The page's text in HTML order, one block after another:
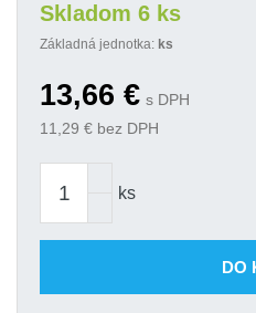
Skladom 6 ks
Základná jednotka: ks
13,66 € s DPH
11,29 € bez DPH
ks
DO